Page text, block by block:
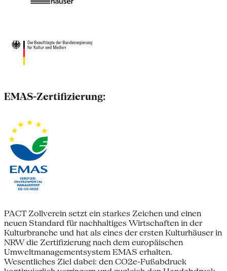
EMAS-Zertifizierung:
PACT Zollverein setzt ein starkes Zeichen und einen
neuen Standard für nachhaltiges Wirtschaften in der
Kulturbranche und hat als eines der ersten Kulturhäuser in
NRW die Zertifizierung nach dem europäischen
Umweltmanagementsystem EMAS erhalten.
Wesentliches Ziel dabei: den CO2e-Fußabdruck